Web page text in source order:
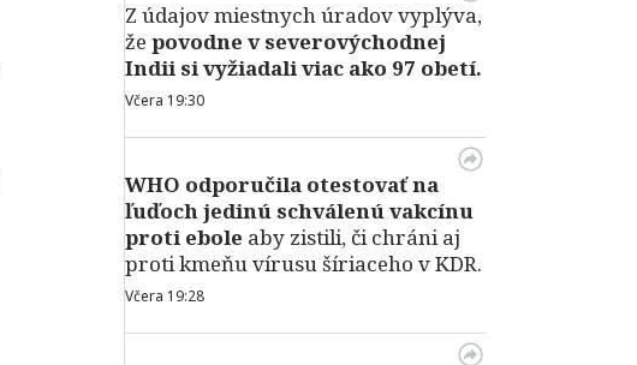
Z údajov miestnych úradov vyplýva,
že povodne v severovýchodnej
Indii si vyžiadali viac ako 97 obetí.
Včera 19:30
WHO odporučila otestovať na
ľuďoch jedinú schválenú vakcínu
proti ebole aby zistili, či chráni aj
proti kmeňu vírusu šíriaceho v KDR.
Včera 19:28